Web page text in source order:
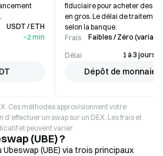
USDT / ETH
~2 min
fiduciaire pour acheter des
en gros. Le délai de
selon la banque.
Frais
Faibles / Zéro
Délai 1 à 3 jours
Dépôt de monnaie
Ces méthodes approvisionnent votre
d’effectuer un swap sur un DEX. Les frais et
et peuvent varier.
(UBE) ?
(UBE) via trois principaux